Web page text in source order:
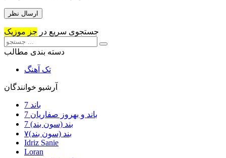
جستجوی سریع در جز موزیک
دسته بندی مطالب
تک آهنگ
آرشیو خوانندگان
7 باند
7 باند و بهروز صفاریان
7 بند (سون بند)
۷بند (سون بند)
Idriz Sanie
Loran